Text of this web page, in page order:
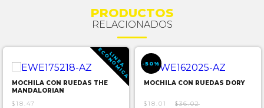
PRODUCTOS
RELACIONADOS
L
I
N
E
A
E
C
O
N
O
M
I
C
A
MOCHILA CON RUEDAS THE
MANDALORIAN
$18.47
-50%
MOCHILA CON RUEDAS DORY
$18.01 $36.02